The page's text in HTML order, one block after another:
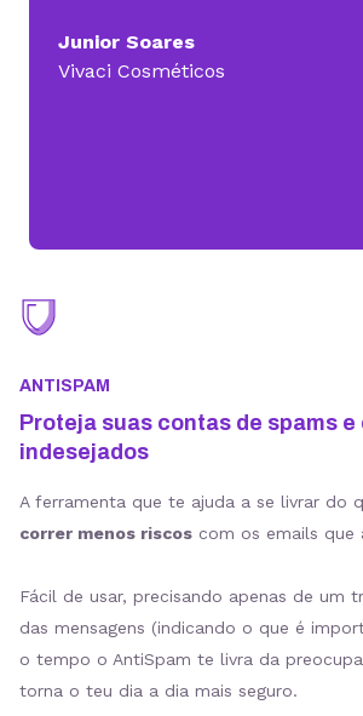
Junior Soares
Vivaci Cosméticos
ANTISPAM
Proteja suas contas de spams
indesejados
A ferramenta que te ajuda a se livrar do
correr menos riscos com os emails que
Fácil de usar, precisando apenas de um
das mensagens (indicando o que é
o tempo o AntiSpam te livra da
torna o teu dia a dia mais seguro.